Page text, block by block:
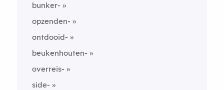
bunker-
opzenden-
ontdooid-
beukenhouten-
overreis-
side-